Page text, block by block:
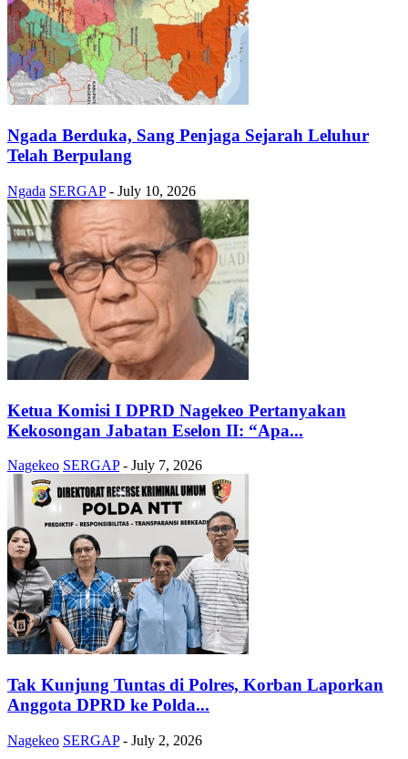
Ngada Berduka, Sang Penjaga Sejarah Leluhur
Telah Berpulang
Ngada SERGAP - July 10, 2026
Ketua Komisi I DPRD Nagekeo Pertanyakan
Kekosongan Jabatan Eselon II: “Apa...
Nagekeo SERGAP - July 7, 2026
Tak Kunjung Tuntas di Polres, Korban Laporkan
Anggota DPRD ke Polda...
Nagekeo SERGAP - July 2, 2026